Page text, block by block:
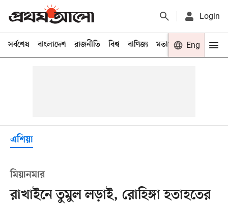
Login
সর্বশেষ বাংলাদেশ রাজনীতি বিশ্ব বাণিজ্য মতামত খেলা
Eng
এশিয়া
মিয়ানমার
রাখাইনে তুমুল লড়াই, রোহিঙ্গা হতাহতের